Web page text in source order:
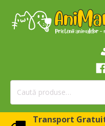
Caută
Transport